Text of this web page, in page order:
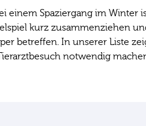
Spaziergang im Winter
kurz zusammenziehen
betreffen. In unserer Liste
notwendig